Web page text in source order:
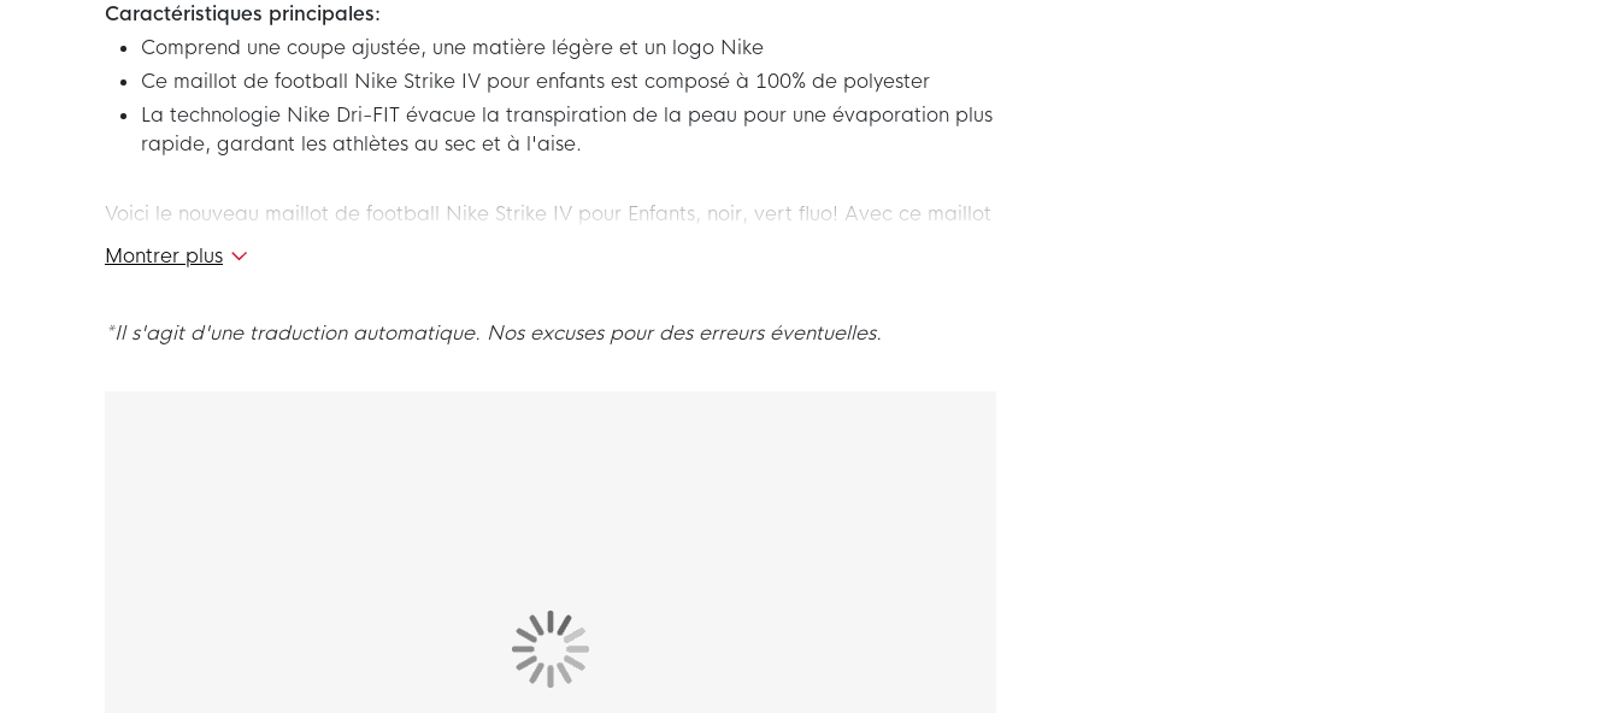
Caractéristiques principales:
Comprend une coupe ajustée, une matière légère et un logo Nike
Ce maillot de football Nike Strike IV pour enfants est composé à 100% de polyester
La technologie Nike Dri-FIT évacue la transpiration de la peau pour une évaporation plus
rapide, gardant les athlètes au sec et à l'aise.
Voici le nouveau maillot de football Nike Strike IV pour Enfants, noir, vert fluo! Avec ce maillot
de football Nike confortable, tu peux entrer sur le terrain en toute confiance. Le maillot de
football possède les caractéristiques nécessaires pour tirer le meilleur parti de votre jeu.
Le maillot de football Nike est composé à 100% de polyester. La technologie Nike Dri-FIT
évacue la transpiration de la peau pour une évaporation plus rapide, vous permettant ainsi
Montrer plus
*Il s'agit d'une traduction automatique. Nos excuses pour des erreurs éventuelles.